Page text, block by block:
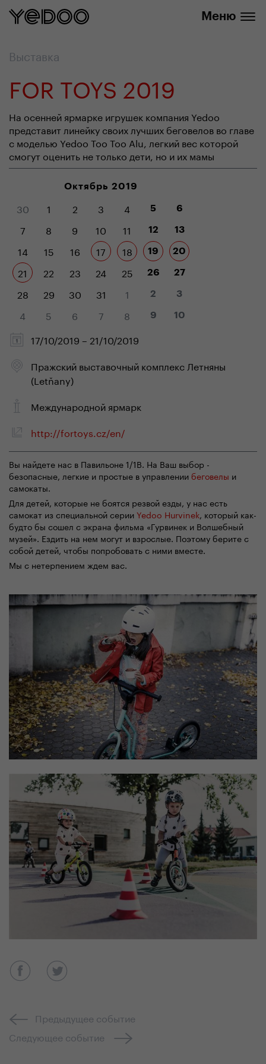
Меню
Выставка
FOR TOYS 2019
На осенней ярмарке игрушек компания Yedoo
представит линейку своих лучших беговелов во главе
с моделью Yedoo Too Too Alu, легкий вес которой
смогут оценить не только дети, но и их мамы
Октябрь 2019
30 1 2 3 4 5 6
7 8 9 10 11 12 13
14 15 16 17 18 19 20
21 22 23 24 25 26 27
28 29 30 31 1 2 3
4 5 6 7 8 9 10
17/10/2019 – 21/10/2019
Пражский выставочный комплекс Летняны
(Letňany)
Mеждународной ярмарк
http://fortoys.cz/en/
Вы найдете нас в Павильоне 1/1B. На Ваш выбор -
безопасные, легкие и простые в управлениибеговелы и
самокаты.
Для детей, которые не боятся резвой езды, у нас есть
самокат из специальной серииYedoo Hurvinek, который как-
будто бы сошел с экрана фильма «Гурвинек и Волшебный
музей». Ездить на нем могут и взрослые. Поэтому берите с
собой детей, чтобы попробовать с ними вместе.
Мы с нетерпением ждем вас.
Предыдущее событие
Следующее событие